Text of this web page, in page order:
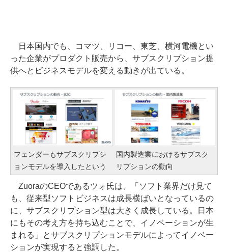
日本国内でも、コマツ、リコー、東芝、横河電機とい
った企業がプロダクト販売から、サブスクリプション提
供へとビジネスモデルを変える動きが出ている。
フェンダーもサブスクリプシ
ョンモデルを導入したという
国内製造業におけるサブスク
リプションの動向
ZuoraのCEOであるツォ氏は、「ソフト業界だけ見て
も、従来型ソフトビジネスは成長横ばいとなっているの
に、サブスクリプション型は大きく成長している。日本
にもその考え方を持ち込むことで、イノベーションが生
まれる」とサブスクリプションモデルによってイノベー
ションが実現すると強調した。